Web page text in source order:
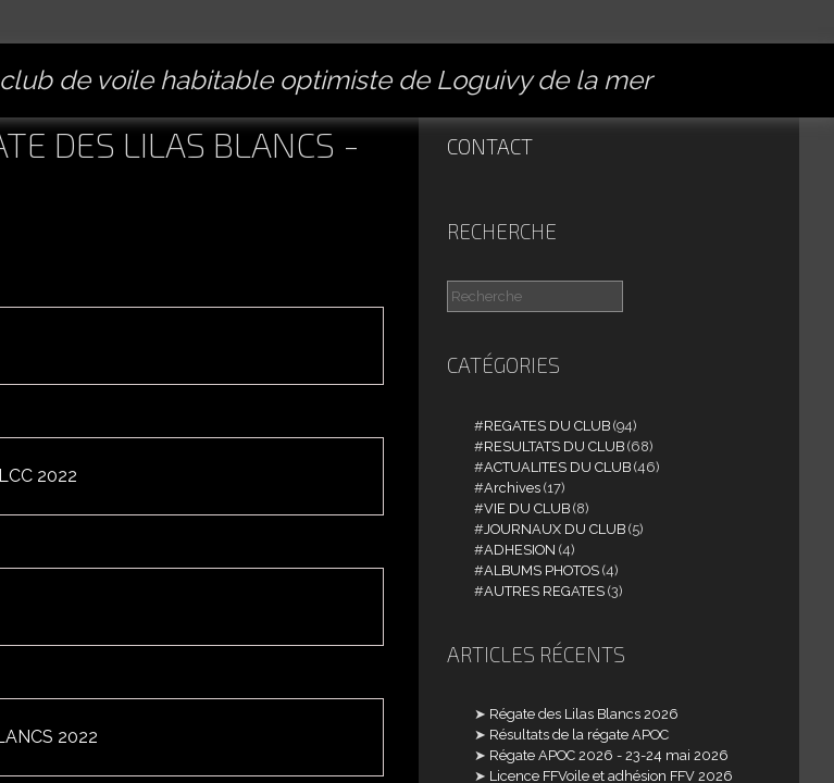
de voile habitable optimiste de Loguivy de la mer
DES LILAS BLANCS -
2022
2022
CONTACT
RECHERCHE
CATÉGORIES
REGATES DU CLUB (94)
RESULTATS DU CLUB (68)
ACTUALITES DU CLUB (46)
Archives (17)
VIE DU CLUB (8)
JOURNAUX DU CLUB (5)
ADHESION (4)
ALBUMS PHOTOS (4)
AUTRES REGATES (3)
ARTICLES RÉCENTS
Régate des Lilas Blancs 2026
Résultats de la régate APOC
Régate APOC 2026 - 23-24 mai 2026
Licence FFVoile et adhésion FFV 2026